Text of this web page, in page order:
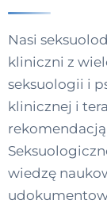
Nasi
kliniczni z
seksuologii i
klinicznej i
wiedzę